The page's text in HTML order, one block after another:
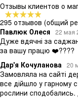
Отзывы клиентов о
295 отзывов (общий
Павлюк Олеся
22 мая
Дуже вдячні за
за вашу працю ❤️????
Дар'я Кочуланова
20
Замовляла на сайті
все дійшло у гарному
рослини